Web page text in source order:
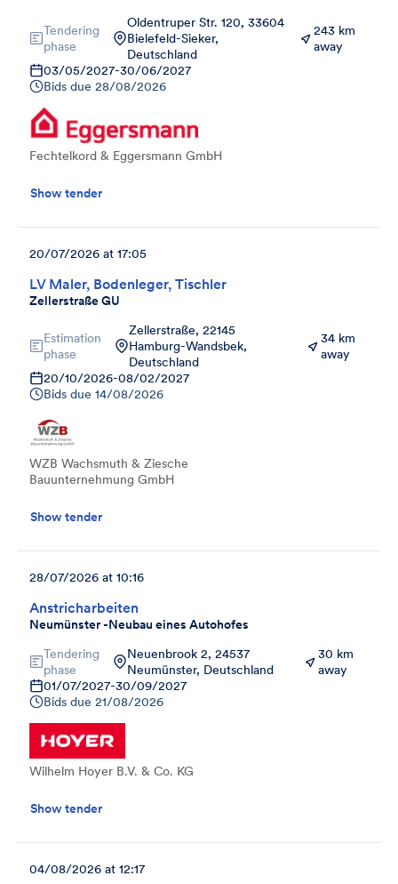
Tendering
phase
Oldentruper Str. 120, 33604
Bielefeld-Sieker,
Deutschland
243 km
away
03/05/2027-30/06/2027
Bids due 28/08/2026
Fechtelkord & Eggersmann GmbH
Show tender
LV Maler, Bodenleger, Tischler
Zellerstraße GU
20/07/2026 at 17:05
Estimation
phase
Zellerstraße, 22145
Hamburg-Wandsbek,
Deutschland
34 km
away
20/10/2026-08/02/2027
Bids due 14/08/2026
WZB Wachsmuth & Ziesche
Bauunternehmung GmbH
Show tender
Anstricharbeiten
Neumünster -Neubau eines Autohofes
28/07/2026 at 10:16
Tendering
phase
Neuenbrook 2, 24537
Neumünster, Deutschland
30 km
away
01/07/2027-30/09/2027
Bids due 21/08/2026
Wilhelm Hoyer B.V. & Co. KG
Show tender
04/08/2026 at 12:17